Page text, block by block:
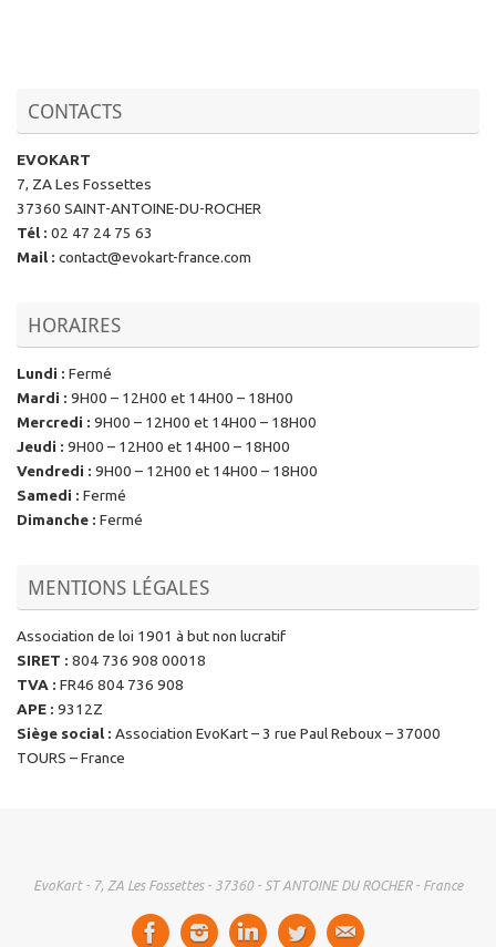
CONTACTS
EVOKART
7, ZA Les Fossettes
37360 SAINT-ANTOINE-DU-ROCHER
Tél : 02 47 24 75 63
Mail : contact@evokart-france.com
HORAIRES
Lundi : Fermé
Mardi : 9H00 – 12H00 et 14H00 – 18H00
Mercredi : 9H00 – 12H00 et 14H00 – 18H00
Jeudi : 9H00 – 12H00 et 14H00 – 18H00
Vendredi : 9H00 – 12H00 et 14H00 – 18H00
Samedi : Fermé
Dimanche : Fermé
MENTIONS LÉGALES
Association de loi 1901 à but non lucratif
SIRET : 804 736 908 00018
TVA : FR46 804 736 908
APE : 9312Z
Siège social : Association EvoKart – 3 rue Paul Reboux – 37000
TOURS – France
EvoKart - 7, ZA Les Fossettes - 37360 - ST ANTOINE DU ROCHER - France